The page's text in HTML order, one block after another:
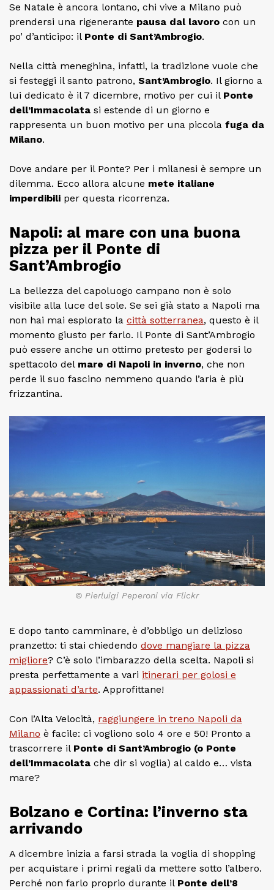
Se Natale è ancora lontano, chi vive a Milano può
prendersi una rigenerante pausa dal lavoro con un
po’ d’anticipo: il Ponte di Sant’Ambrogio.
Nella città meneghina, infatti, la tradizione vuole che
si festeggi il santo patrono, Sant’Ambrogio. Il giorno a
lui dedicato è il 7 dicembre, motivo per cui il Ponte
dell’Immacolata si estende di un giorno e
rappresenta un buon motivo per una piccola fuga da
Milano.
Dove andare per il Ponte? Per i milanesi è sempre un
dilemma. Ecco allora alcune mete italiane
imperdibili per questa ricorrenza.
Napoli: al mare con una buona
pizza per il Ponte di
Sant’Ambrogio
La bellezza del capoluogo campano non è solo
visibile alla luce del sole. Se sei già stato a Napoli ma
non hai mai esplorato la città sotterranea, questo è il
momento giusto per farlo. Il Ponte di Sant’Ambrogio
può essere anche un ottimo pretesto per godersi lo
spettacolo del mare di Napoli in inverno, che non
perde il suo fascino nemmeno quando l’aria è più
frizzantina.
© Pierluigi Peperoni via Flickr
E dopo tanto camminare, è d’obbligo un delizioso
pranzetto: ti stai chiedendo dove mangiare la pizza
migliore? C’è solo l’imbarazzo della scelta. Napoli si
presta perfettamente a vari itinerari per golosi e
appassionati d’arte. Approfittane!
Con l’Alta Velocità, raggiungere in treno Napoli da
Milano è facile: ci vogliono solo 4 ore e 50! Pronto a
trascorrere il Ponte di Sant’Ambrogio (o Ponte
dell’Immacolata che dir si voglia) al caldo e… vista
mare?
Bolzano e Cortina: l’inverno sta
arrivando
A dicembre inizia a farsi strada la voglia di shopping
per acquistare i primi regali da mettere sotto l’albero.
Perché non farlo proprio durante il Ponte dell’8